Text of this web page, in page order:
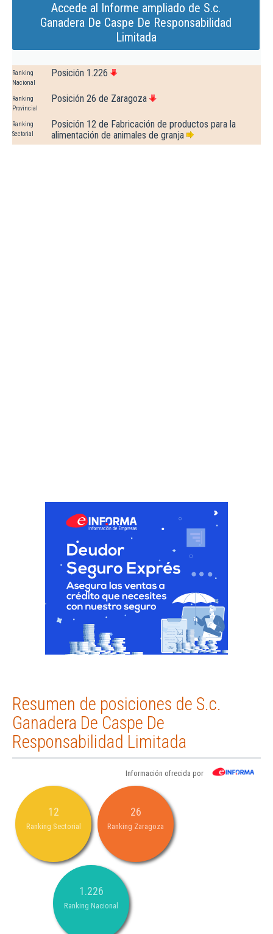
Accede al Informe ampliado de S.c.
Ganadera De Caspe De Responsabilidad
Limitada
Ranking
Nacional
Posición 1.226
Ranking
Provincial
Posición 26 de Zaragoza
Ranking
Sectorial
Posición 12 de Fabricación de productos para la
alimentación de animales de granja
Resumen de posiciones de S.c.
Ganadera De Caspe De
Responsabilidad Limitada
Información ofrecida por
12
Ranking Sectorial
26
Ranking Zaragoza
1.226
Ranking Nacional